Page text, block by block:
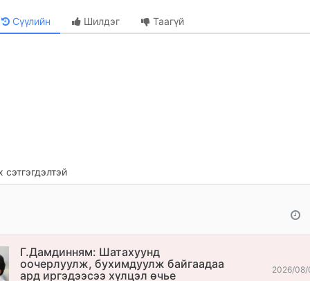
Сүүлийн Шилдэг Таагүй
Г.Дамдинням: Шатахуунд
оочерлуулж, бухимдуулж байгаадаа
ард иргэдээсээ хүлцэл өчье
2026/08/